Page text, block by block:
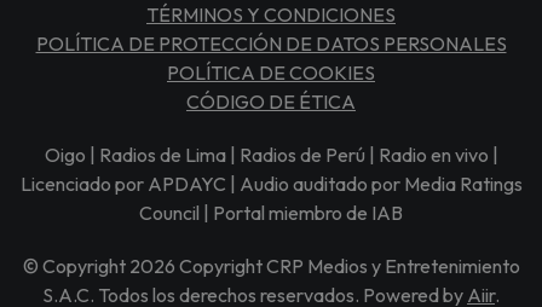
TÉRMINOS Y CONDICIONES
POLÍTICA DE PROTECCIÓN DE DATOS PERSONALES
POLÍTICA DE COOKIES
CÓDIGO DE ÉTICA
Oigo | Radios de Lima | Radios de Perú | Radio en vivo |
Licenciado por APDAYC | Audio auditado por Media Ratings
Council | Portal miembro de IAB
© Copyright 2026 Copyright CRP Medios y Entretenimiento
S.A.C. Todos los derechos reservados. Powered by Aiir.